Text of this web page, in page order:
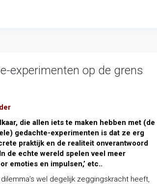
experimenten op de grens
die allen iets te maken hebben met (de
gedachte-experimenten is dat ze erg
praktijk en de realiteit onverantwoord
de echte wereld spelen veel meer
emoties en impulsen,’ etc..
wel degelijk zeggingskracht heeft,